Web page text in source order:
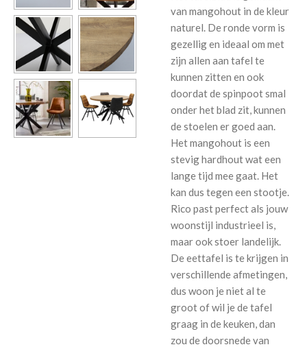
van mangohout in de kleur
naturel. De ronde vorm is
gezellig en ideaal om met
zijn allen aan tafel te
kunnen zitten en ook
doordat de spinpoot smal
onder het blad zit, kunnen
de stoelen er goed aan.
Het mangohout is een
stevig hardhout wat een
lange tijd mee gaat. Het
kan dus tegen een stootje.
Rico past perfect als jouw
woonstijl industrieel is,
maar ook stoer landelijk.
De eettafel is te krijgen in
verschillende afmetingen,
dus woon je niet al te
groot of wil je de tafel
graag in de keuken, dan
zou de doorsnede van